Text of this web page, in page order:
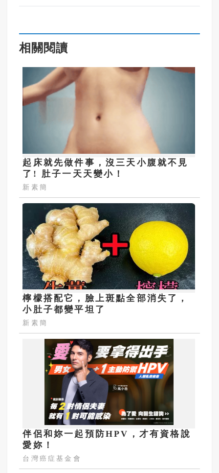
相關閱讀
起床就先做件事，沒三天小腹就不見
了! 肚子一天天變小！
新素簡
檸檬搭配它，臉上斑點全部消失了，
小肚子都變平坦了
新素簡
伴侶和妳一起預防HPV，才有資格說
愛妳！
台灣癌症基金會